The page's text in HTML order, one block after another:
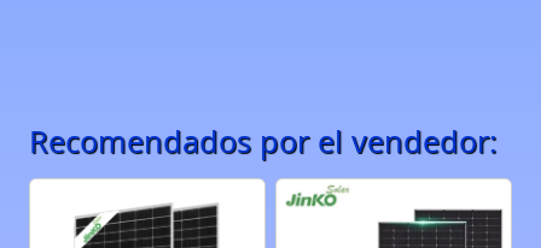
Recomendados por el vendedor: